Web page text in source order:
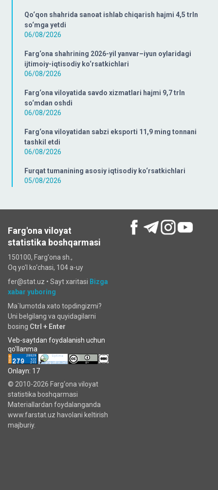
Qo‘qon shahrida sanoat ishlab chiqarish hajmi 4,5 trln
so‘mga yetdi
06/08/2026
Farg‘ona shahrining 2026-yil yanvar–iyun oylaridagi
ijtimoiy-iqtisodiy ko‘rsatkichlari
06/08/2026
Farg‘ona viloyatida savdo xizmatlari hajmi 9,7 trln
so‘mdan oshdi
06/08/2026
Farg‘ona viloyatidan sabzi eksporti 11,9 ming tonnani
tashkil etdi
06/08/2026
Furqat tumanining asosiy iqtisodiy ko‘rsatkichlari
05/08/2026
Farg'ona viloyat
statistika boshqarmasi
150100, Farg'ona sh.,
Oq yo'l ko‘chаsi, 104 a-uy
fer@stat.uz • Sayt xaritasi Bizga
xabar yuboring
Ma`lumotda xato topdingizmi?
Uni belgilang va quyidagilarni
bosing Ctrl + Enter
Veb-saytdan foydalanish uchun
qo'llanma
Onlayn: 17
© 2010-2026 Farg‘ona viloyat
statistika boshqarmasi
Materiallardan foydalanganda
www.farstat.uz havolani keltirish
majburiy.